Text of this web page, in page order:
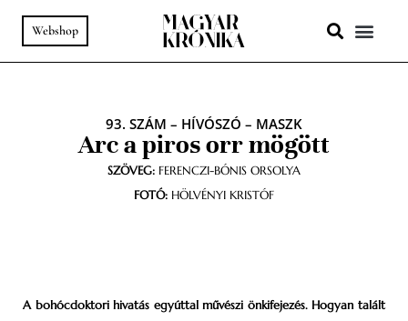
Webshop
93. SZÁM – HÍVÓSZÓ – MASZK
Arc a piros orr mögött
SZÖVEG: FERENCZI-BÓNIS ORSOLYA
FOTÓ: HÖLVÉNYI KRISTÓF
A bohócdoktori hivatás egyúttal művészi önkifejezés. Hogyan talált